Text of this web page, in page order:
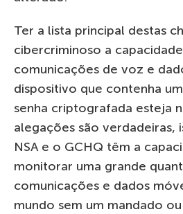
Ter a lista principal destas
cibercriminoso a
comunicações de voz e
dispositivo que contenha
senha criptografada esteja
alegações são verdadeiras,
NSA e o GCHQ têm a
monitorar uma grande
comunicações e dados
mundo sem um mandado